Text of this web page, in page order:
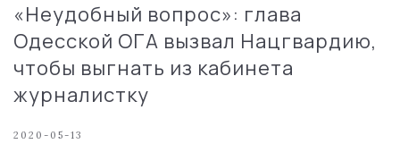
«Неудобный вопрос»: глава
Одесской ОГА вызвал Нацгвардию,
чтобы выгнать из кабинета
журналистку
2020-05-13